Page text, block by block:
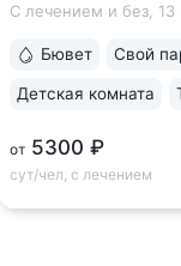
«Ессентуки-4» и
С лечением и без,
от 5300 ₽
сут/чел, с лечением
Бювет Свой
Детская комната